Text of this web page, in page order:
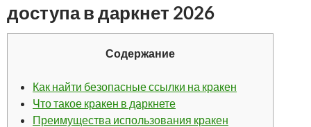
доступа в даркнет 2026
Содержание
Как найти безопасные ссылки на кракен
Что такое кракен в даркнете
Преимущества использования кракен